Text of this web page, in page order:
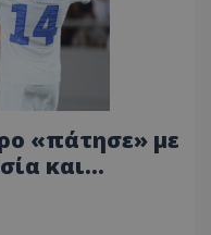
«πάτησε» με
και
την